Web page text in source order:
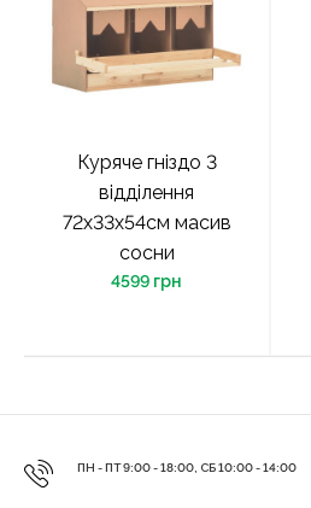
Куряче гніздо 3
відділення
72x33x54см масив
сосни
4599 грн
ПН - ПТ 9:00 - 18:00, СБ 10:00 - 14:00